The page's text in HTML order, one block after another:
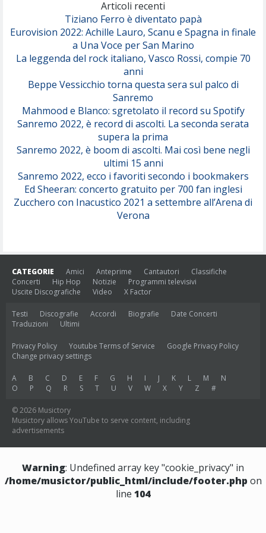
Serenamente
Articoli recenti
Tiziano Ferro è diventato papà
Eurovision 2022: Achille Lauro, Scanu e Spagna in finale
a Una Voce per San Marino
La leggenda del rock italiano, Vasco Rossi, compie 70
anni
Beppe Vessicchio torna questa sera sul palco di
Sanremo
Mahmood e Blanco: sgretolato il record su Spotify
Sanremo 2022, è record di ascolti. La seconda serata
supera la prima
Sanremo 2022, è boom di ascolti. Mai così bene negli
ultimi 15 anni
Sanremo 2022, ecco i favoriti secondo i bookmakers
Ed Sheeran: concerto gratuito per 700 fan inglesi
Zucchero con Inacustico 2021 a settembre all’Arena di
Verona
CATEGORIE Amici Anteprime Cantautori
Classifiche
Concerti
Hip Hop Notizie
Programmi televisivi
Uscite Discografiche
Video X Factor
Testi Discografie Accordi Biografie
Date Concerti
Traduzioni
Ultimi
Privacy Policy Youtube Terms of Service
Google Privacy Policy
Change privacy settings
A B C D E F G H I J K L M
N
O
P Q R S T U V W X Y Z #
© 2026 Musictory
Musictory allows YouTube to serve content, including
advertisements
Warning: Undefined array key "cookie_privacy" in
/home/musictor/public_html/include/footer.php on
line 104